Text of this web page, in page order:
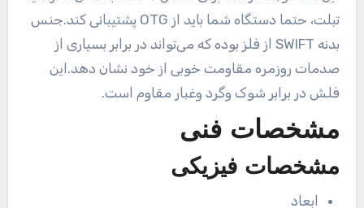
تبلت، حتما دستگاه شما باید از OTG پشتیبانی کند.جنس
بدنه SWIFT از فلز بوده که می‌تواند در برابر بسیاری از
صدمات روزمره مقاومت خوبی از خود نشان دهد.این
فلش در برابر شوک وگرد وغبار مقاوم است.
مشخصات فنی
مشخصات فیزیکی
ابعاد